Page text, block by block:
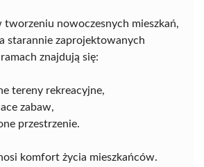
tworzeniu nowoczesnych mieszkań,
starannie zaprojektowanych
znajdują się:
tereny rekreacyjne,
zabaw,
przestrzenie.
komfort życia mieszkańców.